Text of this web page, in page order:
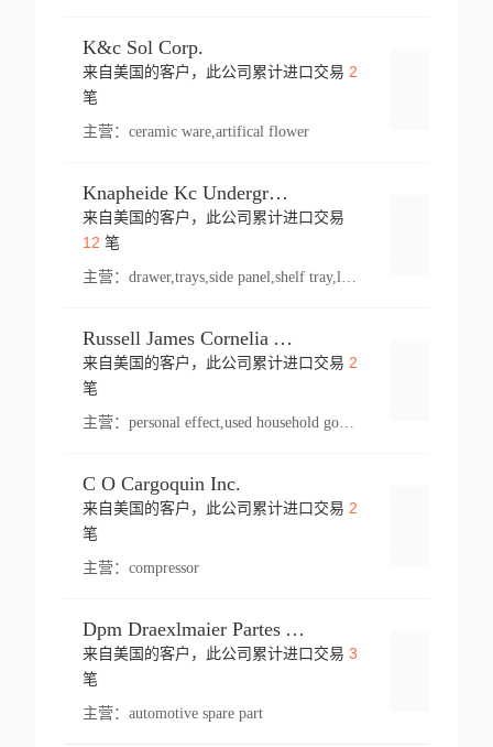
K&c Sol Corp.
来自美国的客户，此公司累计进口交易 2
笔
主营： ceramic ware,artifical flower
Knapheide Kc Underground
来自美国的客户，此公司累计进口交易
12 笔
主营：
Russell James Cornelia Arlington Va
来自美国的客户，此公司累计进口交易 2
笔
主营： personal effect,used household goods
C O Cargoquin Inc.
来自美国的客户，此公司累计进口交易 2
笔
主营： compressor
Dpm Draexlmaier Partes Automotrices Corr Ind Huejotzingo
来自美国的客户，此公司累计进口交易 3
笔
主营： automotive spare part